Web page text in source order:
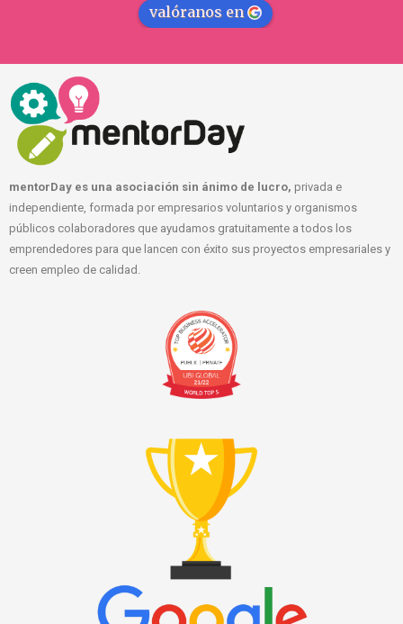
valóranos en
mentorDay es una asociación sin ánimo de lucro, privada e
independiente, formada por empresarios voluntarios y organismos
públicos colaboradores que ayudamos gratuitamente a todos los
emprendedores para que lancen con éxito sus proyectos empresariales y
creen empleo de calidad.